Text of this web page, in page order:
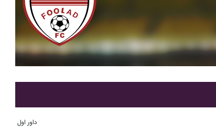
داور اول